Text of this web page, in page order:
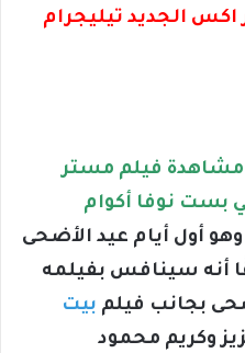
الجديد تيليجرام
مشاهدة فيلم مستر
بست نوفا أكوام
في 26 يونيو وهو أول أيام عيد الأضحى
أنه سينافس بفيلمه
بجانب فيلم بيت
وكريم محمود